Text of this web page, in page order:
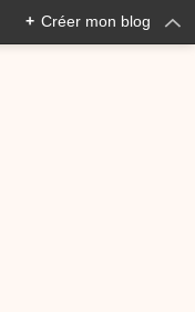
+ Créer mon blog